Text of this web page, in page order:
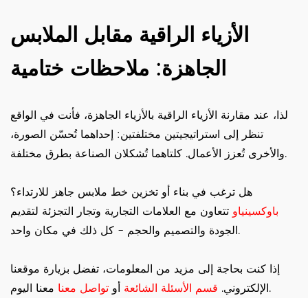
الأزياء الراقية مقابل الملابس
الجاهزة: ملاحظات ختامية
لذا، عند مقارنة الأزياء الراقية بالأزياء الجاهزة، فأنت في الواقع
تنظر إلى استراتيجيتين مختلفتين: إحداهما تُحسّن الصورة،
والأخرى تُعزز الأعمال. كلتاهما تُشكلان الصناعة بطرق مختلفة.
هل ترغب في بناء أو تخزين خط ملابس جاهز للارتداء؟
باوكسينياو تتعاون مع العلامات التجارية وتجار التجزئة لتقديم
الجودة والتصميم والحجم - كل ذلك في مكان واحد.
إذا كنت بحاجة إلى مزيد من المعلومات، تفضل بزيارة موقعنا
الإلكتروني. قسم الأسئلة الشائعة أو تواصل معنا معنا اليوم.